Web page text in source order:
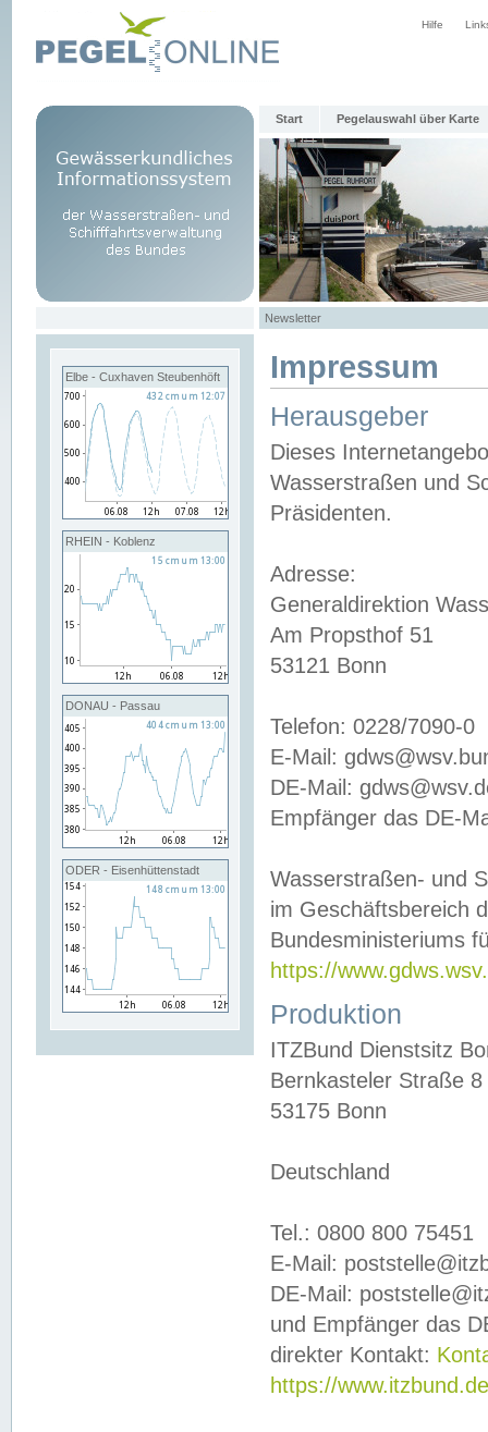
Hilfe
Start Pegelauswahl über Karte
Newsletter
Elbe - Cuxhaven Steubenhöft
RHEIN - Koblenz
DONAU - Passau
ODER - Eisenhüttenstadt
Impressum
Herausgeber
Dieses
Wasserstraßen und
Präsidenten.
Adresse:
Generaldirektion
Am Propsthof 51
53121 Bonn
Telefon: 0228/7090-0
E-Mail:
DE-Mail:
Empfänger das DE-
Wasserstraßen- und
im Geschäftsbereich
Bundesministeriums
https://
Produktion
ITZBund Dienstsitz
Bernkasteler Straße 8
53175 Bonn
Deutschland
Tel.: 0800 800 75451
E-Mail:
DE-Mail:
und Empfänger das
direkter Kontakt:
https://